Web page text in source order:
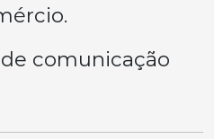
comunicação